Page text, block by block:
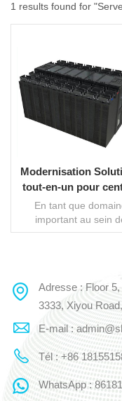
1 results found for
Modernisation
tout-en-un pour
de données
En tant que
important au sein
l'entreprise, la
données est très
importante. La salle
informatique micro
est le choix pour la
modernisation de la
room. La salle de
modulaire consiste à
le grand centre de
LIRE LA SUITE
Adresse : Floor
3333, Xiyou
E-mail :
Tél : +86
WhatsApp :